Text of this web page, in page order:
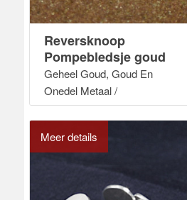
Reversknoop
Pompebledsje goud
Geheel Goud, Goud En
Onedel Metaal /
Meer details